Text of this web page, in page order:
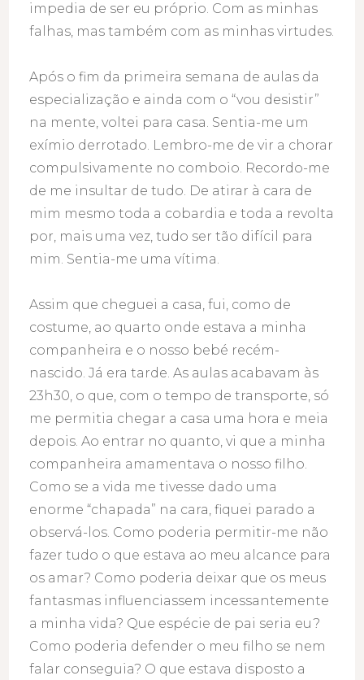
impedia de ser eu próprio. Com as minhas
falhas, mas também com as minhas virtudes.
Após o fim da primeira semana de aulas da
especialização e ainda com o “vou desistir”
na mente, voltei para casa. Sentia-me um
exímio derrotado. Lembro-me de vir a chorar
compulsivamente no comboio. Recordo-me
de me insultar de tudo. De atirar à cara de
mim mesmo toda a cobardia e toda a revolta
por, mais uma vez, tudo ser tão difícil para
mim. Sentia-me uma vítima.
Assim que cheguei a casa, fui, como de
costume, ao quarto onde estava a minha
companheira e o nosso bebé recém-
nascido. Já era tarde. As aulas acabavam às
23h30, o que, com o tempo de transporte, só
me permitia chegar a casa uma hora e meia
depois. Ao entrar no quanto, vi que a minha
companheira amamentava o nosso filho.
Como se a vida me tivesse dado uma
enorme “chapada” na cara, fiquei parado a
observá-los. Como poderia permitir-me não
fazer tudo o que estava ao meu alcance para
os amar? Como poderia deixar que os meus
fantasmas influenciassem incessantemente
a minha vida? Que espécie de pai seria eu?
Como poderia defender o meu filho se nem
falar conseguia? O que estava disposto a